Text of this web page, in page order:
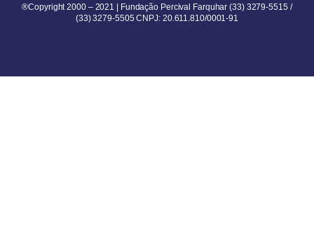
®Copyright 2000 – 2021 | Fundação Percival Farquhar (33) 3279-5515 /
(33) 3279-5505 CNPJ: 20.611.810/0001-91